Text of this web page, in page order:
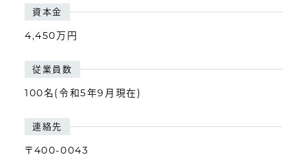
資本金
4,450万円
従業員数
100名(令和5年9月現在)
連絡先
〒400-0043